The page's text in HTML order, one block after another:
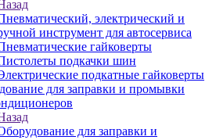
электрический и
инструмент для автосервиса
гайковерты
подкачки шин
подкатные гайковерты
для заправки и промывки
для заправки и